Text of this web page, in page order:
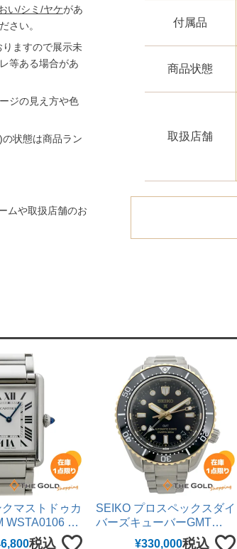
い/シミ/ヤケがあ
さい。
ますので展示未
等ある場合があ
ジの見え方や色
状態は商品ラン
ムや取扱店舗のお
付属品
商品状態
取扱店舗
マストドゥカ
WSTA0106 ラ
25mm クォーツ
税込
SEIKO プロスペックスダイ
バーズキューバーGMT
SBEJ030 6R54-00R0 黒文
¥330,000税込